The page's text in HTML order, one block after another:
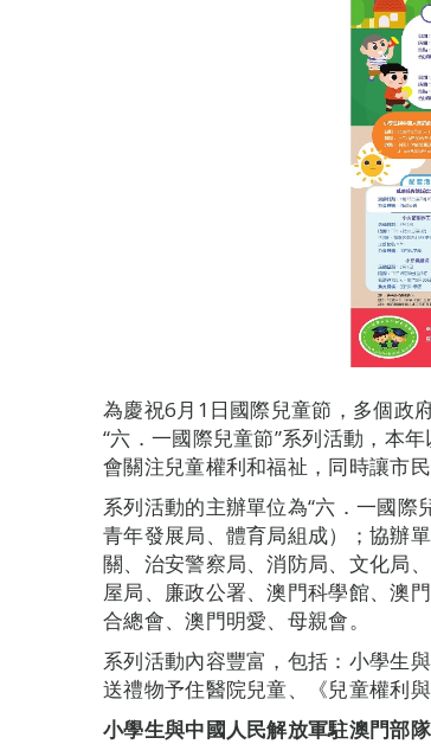
為慶祝6月1日國際兒童節，多個政
“六．一國際兒童節”系列活動，本
會關注兒童權利和福祉，同時讓市
系列活動的主辦單位為“六．一國際
青年發展局、體育局組成）；協辦
關、治安警察局、消防局、文化局
屋局、廉政公署、澳門科學館、澳
合總會、澳門明愛、母親會。
系列活動內容豐富，包括：小學生
送禮物予住醫院兒童、《兒童權利
小學生與中國人民解放軍駐澳門部